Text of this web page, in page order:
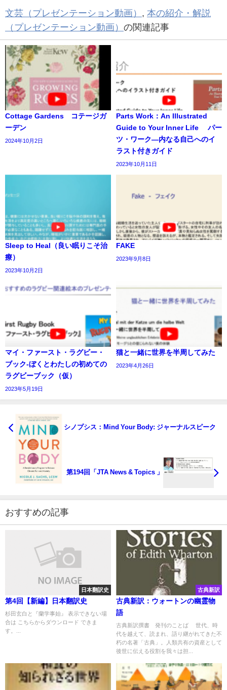
文芸（プレゼンテーション動画） , 本の紹介・解説
（プレゼンテーション動画） の関連記事
Cottage Gardens コテージガ
ーデン
2024年10月2日
Parts Work：An Illustrated
Guide to Your Inner Life パー
ツ・ワーク―内なる自己へのイ
ラスト付きガイド
2023年10月11日
Sleep to Heal（良い眠りこそ治
療）
2023年10月2日
FAKE
2023年9月8日
マイ・ファースト・ラグビー・
ブック‐ぼくとわたしの初めての
ラグビーブック（仮）
2023年5月19日
猫と一緒に世界を半周してみた
2023年4月26日
シノプシス：Mind Your Body: ジャーナルスピーク
第194回「JTA News & Topics 」
おすすめの記事
日本翻訳史
第4回【新編】日本翻訳史
杉田玄白と『蘭学事始』 表示できない場
合は こちらからダウンロード できま
す。...
古典新訳
古典新訳：ウォートンの幽霊物
語
古典新訳撰書 発刊のことば 世代、時
代を越えて、読まれ、語り継がれてきた不
朽の名著「古典」。人類共有の資産として
後世に伝える役割を我々は担...